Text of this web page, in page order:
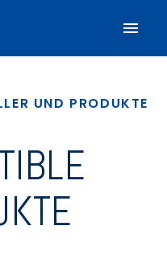
UND PRODUKTE